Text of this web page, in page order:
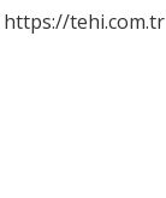
https://tehi.com.tr